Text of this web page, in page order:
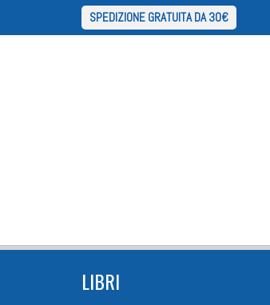
SPEDIZIONE GRATUITA DA 30€
LIBRI